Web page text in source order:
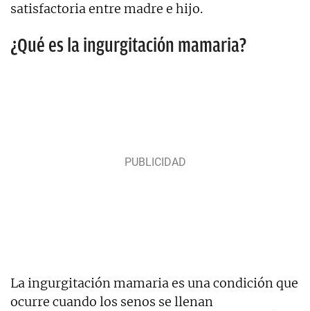
satisfactoria entre madre e hijo.
¿Qué es la ingurgitación mamaria?
La ingurgitación mamaria es una condición que
ocurre cuando los senos se llenan